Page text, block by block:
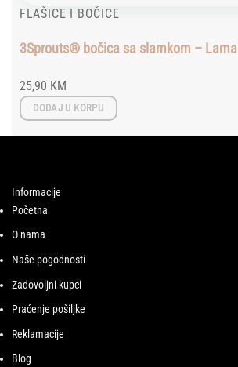
FLAŠICE I BOČICE
3Sprouts® bočica sa slamkom – Lama
25,90 KM
DODAJ U KORPU
Informacije
Početna
O nama
Naše pogodnosti
Zadovoljni kupci
Praćenje pošiljke
Reklamacije
Blog